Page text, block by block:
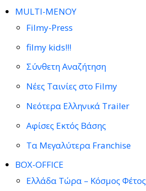
MULTI-ΜΕΝΟΥ
Filmy-Press
filmy kids!!!
Σύνθετη Αναζήτηση
Νέες Ταινίες στο Filmy
Νεότερα Ελληνικά Trailer
Αφίσες Εκτός Βάσης
Τα Μεγαλύτερα Franchise
BOX-OFFICE
Ελλάδα Τώρα – Κόσμος Φέτος